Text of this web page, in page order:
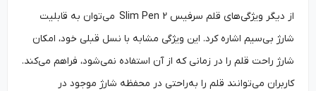
از دیگر ویژگی‌های قلم سرفیس Slim Pen 2 می‌توان به قابلیت
شارژ بی‌سیم اشاره کرد. این ویژگی مشابه با نسل قبلی خود، امکان
شارژ راحت قلم را در زمانی که از آن استفاده نمی‌شود، فراهم می‌کند.
کاربران می‌توانند قلم را به‌راحتی در محفظه شارژ موجود در